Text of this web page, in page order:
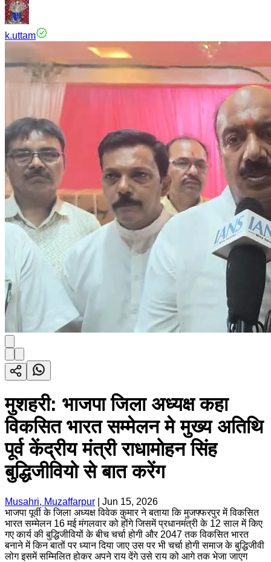
k.uttam
मुशहरी: भाजपा जिला अध्यक्ष कहा
विकसित भारत सम्मेलन मे मुख्य अतिथि
पूर्व केंद्रीय मंत्री राधामोहन सिंह
बुद्धिजीवियो से बात करेंग
Musahri, Muzaffarpur
Jun 15, 2026
भाजपा पूर्वी के जिला अध्यक्ष विवेक कुमार ने बताया कि मुजफ्फरपुर में विकसित
भारत सम्मेलन 16 मई मंगलवार को होंगे जिसमें प्रधानमंत्री के 12 साल में किए
गए कार्य की बुद्धिजीवियों के बीच चर्चा होगी और 2047 तक विकसित भारत
बनाने में किन बातों पर ध्यान दिया जाए उस पर भी चर्चा होगी समाज के बुद्धिजीवी
लोग इसमें सम्मिलित होकर अपने राय देंगे उसे राय को आगे तक भेजा जाएग